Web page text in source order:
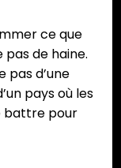
ce que
de haine.
pas d’une
pays où les
battre pour